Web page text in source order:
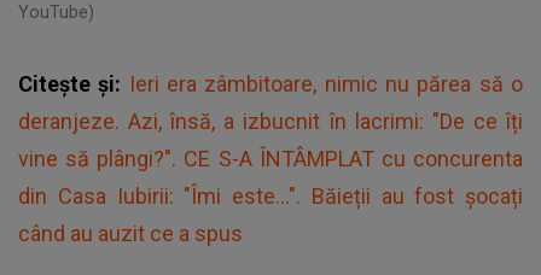
YouTube)
Citește și: Ieri era zâmbitoare, nimic nu părea să o
deranjeze. Azi, însă, a izbucnit în lacrimi: "De ce îți
vine să plângi?". CE S-A ÎNTÂMPLAT cu concurenta
din Casa Iubirii: "Îmi este...". Băieții au fost șocați
când au auzit ce a spus